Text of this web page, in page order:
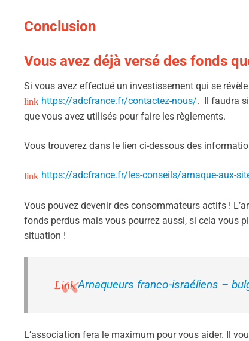
Conclusion
Vous avez déjà versé des fonds
Si vous avez effectué un investissement qui se
https://adcfrance.fr/contactez-nous/. Il faudra
que vous avez utilisés pour faire les règlements.
Vous trouverez dans le lien ci-dessous des
https://adcfrance.fr/les-conseils/arnaque-aux-
Vous pouvez devenir des consommateurs actifs !
fonds perdus mais vous pourrez aussi, si cela vous
situation !
Arnaqueurs franco-israéliens –
L’association fera le maximum pour vous aider. Il